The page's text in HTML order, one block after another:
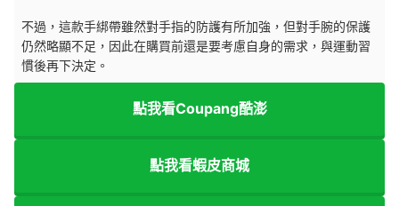
不過，這款手綁帶雖然對手指的防護有所加強，但對手腕的保護
仍然略顯不足，因此在購買前還是要考慮自身的需求，與運動習
慣後再下決定。
點我看Coupang酷澎
點我看蝦皮商城